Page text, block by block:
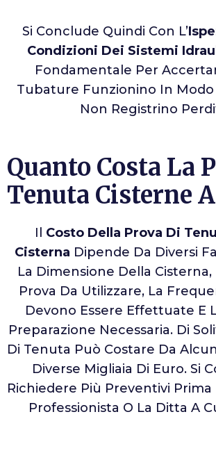
Si Conclude Quindi Con L’
Condizioni Dei Sistemi
Fondamentale Per
Tubature Funzionino In
Non Registrino
Quanto Costa La
Tenuta Cisterne
Il Costo Della Prova Di
Cisterna Dipende Da Diversi
La Dimensione Della
Prova Da Utilizzare, La
Devono Essere Effettuate E
Preparazione Necessaria. Di
Di Tenuta Può Costare Da
Diverse Migliaia Di Euro. Si
Richiedere Più Preventivi Prima
Professionista O La Ditta A